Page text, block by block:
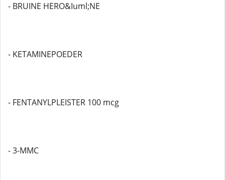
- BRUINE HERO&Iuml;NE
- KETAMINEPOEDER
- FENTANYLPLEISTER 100 mcg
- 3-MMC